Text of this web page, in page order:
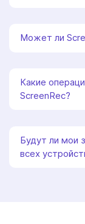
Может ли
Какие
ScreenRec?
Будут ли мои
всех